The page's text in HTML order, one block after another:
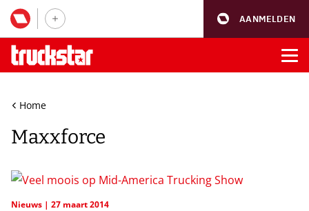
AANMELDEN
Home
Maxxforce
Nieuws 27 maart 2014